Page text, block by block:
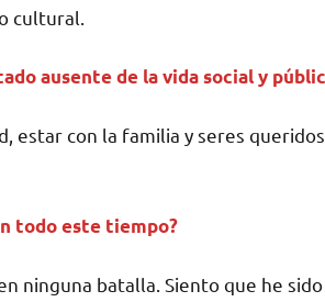
cultural.
ausente de la vida social y
con la familia y seres
todo este tiempo?
ninguna batalla. Siento que he